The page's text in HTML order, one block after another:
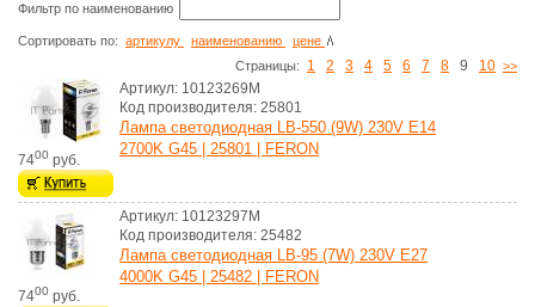
Фильтр по наименованию
Сортировать по: артикулу наименованию
цене
Cтраницы:
1 2 3 4 5 6 7 8 9 10 >>
7400 руб.
Артикул: 10123269M
Код производителя: 25801
Лампа светодиодная LB-550 (9W) 230V E14
2700K G45 | 25801 | FERON
7400 руб.
Артикул: 10123297M
Код производителя: 25482
Лампа светодиодная LB-95 (7W) 230V E27
4000K G45 | 25482 | FERON